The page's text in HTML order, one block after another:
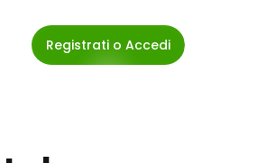
Registrati o Accedi